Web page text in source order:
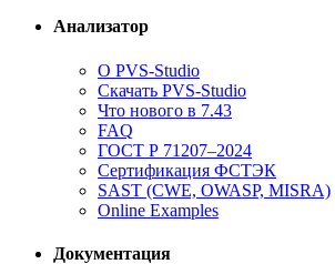
Анализатор
О PVS-Studio
Скачать PVS-Studio
Что нового в 7.43
FAQ
ГОСТ Р 71207–2024
Сертификация ФСТЭК
SAST (CWE, OWASP, MISRA)
Online Examples
Документация